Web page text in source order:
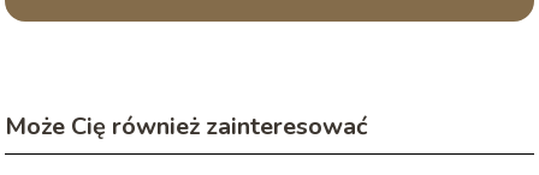
Może Cię również zainteresować